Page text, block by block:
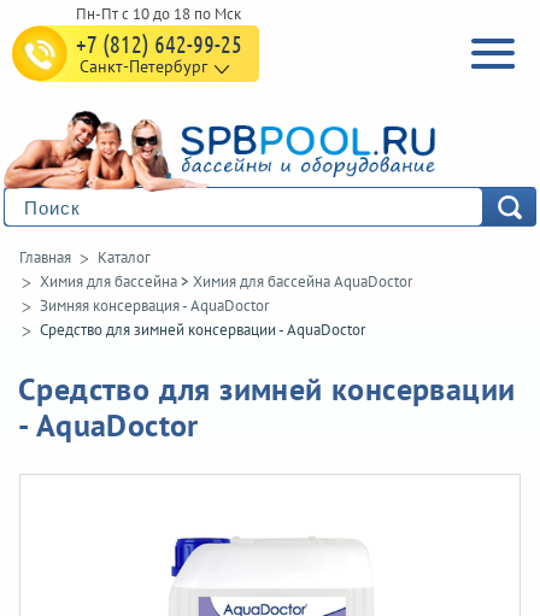
+7 (812) 642-99-25
Санкт-Петербург
Главная
Каталог
Химия для бассейна> Химия для бассейна AquaDoctor
Зимняя консервация - AquaDoctor
Средство для зимней консервации - AquaDoctor
Средство для зимней консервации
- AquaDoctor